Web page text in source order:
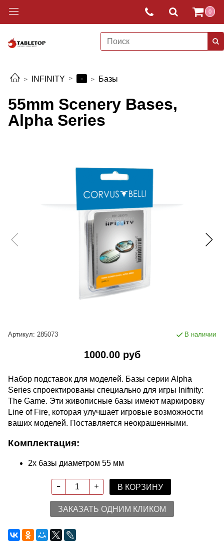
0
INFINITY - Базы
55mm Scenery Bases,
Alpha Series
Артикул: 285073 В наличии
1000.00 руб
Набор подставок для моделей. Базы серии Alpha
Series спроектированы специально для игры Inifnity:
The Game. Эти живописные базы имеют маркировку
Line of Fire, которая улучшает игровые возможности
ваших моделей. Поставляется неокрашенными.
Комплектация:
2х базы диаметром 55 мм
В КОРЗИНУ
ЗАКАЗАТЬ ОДНИМ КЛИКОМ